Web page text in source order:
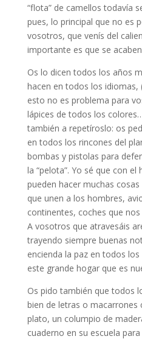
“flota” de camellos todavía
pues, lo principal que no es
vosotros, que venís del
importante es que se
Os lo dicen todos los años
hacen en todos los idiomas,
esto no es problema para
lápices de todos los
también a repetíroslo: os
en todos los rincones del
bombas y pistolas para
la “pelota”. Yo sé que con
pueden hacer muchas
que unen a los hombres,
continentes, coches que
A vosotros que atravesáis
trayendo siempre buenas
encienda la paz en todos
este grande hogar que es
Os pido también que todos
bien de letras o
plato, un columpio de
cuaderno en su escuela